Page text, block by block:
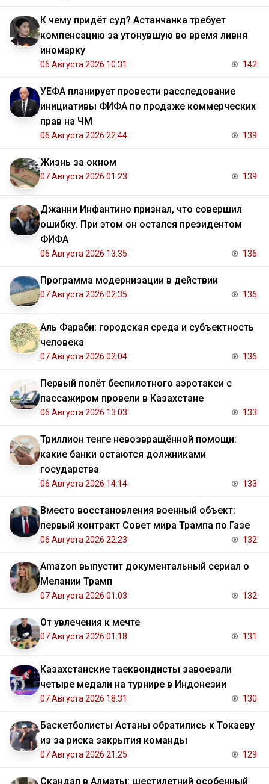
К чему придёт суд? Астанчанка требует
компенсацию за утонувшую во время ливня
иномарку
06 Августа 2026 10:31 142
УЕФА планирует провести расследование
инициативы ФИФА по продаже коммерческих
прав на ЧМ
06 Августа 2026 22:44 139
Жизнь за окном
07 Августа 2026 01:23 139
Джанни Инфантино признал, что совершил
ошибку. При этом он остался президентом
ФИФА
06 Августа 2026 13:35 136
Программа модернизации в действии
07 Августа 2026 02:35 136
Аль Фараби: городская среда и субъектность
человека
07 Августа 2026 02:04 136
Первый полёт беспилотного аэротакси с
пассажиром провели в Казахстане
06 Августа 2026 13:03 133
Триллион тенге невозвращённой помощи:
какие банки остаются должниками
государства
06 Августа 2026 14:14 133
Вместо восстановления военный объект:
первый контракт Совет мира Трампа по Газе
06 Августа 2026 22:23 132
Amazon выпустит документальный сериал о
Мелании Трамп
07 Августа 2026 01:03 132
От увлечения к мечте
07 Августа 2026 01:18 131
Казахстанские таеквондисты завоевали
четыре медали на турнире в Индонезии
07 Августа 2026 18:31 130
Баскетболисты Астаны обратились к Токаеву
из за риска закрытия команды
07 Августа 2026 21:25 129
Скандал в Алматы: шестилетний особенный